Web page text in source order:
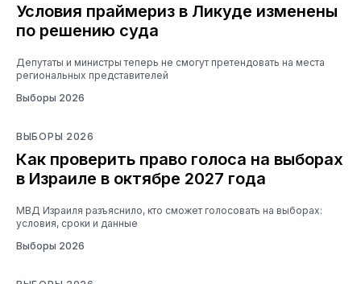
Условия праймериз в Ликуде изменены
по решению суда
Депутаты и министры теперь не смогут претендовать на места
региональных представителей
Выборы 2026
ВЫБОРЫ 2026
Как проверить право голоса на выборах
в Израиле в октябре 2027 года
МВД Израиля разъяснило, кто сможет голосовать на выборах:
условия, сроки и данные
Выборы 2026